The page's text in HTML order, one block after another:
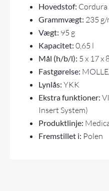
Hovedstof: Cordura
Grammvægt: 235 g/
Vægt: 95 g
Kapacitet: 0,65 l
Mål (h/b/l): 5 x 17 x
Fastgørelse:
Lynlås: YKK
Ekstra funktioner:
Insert System)
Produktlinje:
Fremstillet i: Polen